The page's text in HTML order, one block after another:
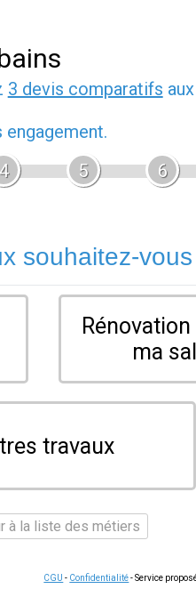
3 devis comparatifs aux
engagement.
4 5 6
souhaitez-
ma
travaux
à la liste des métiers
CGU - Confidentialité- Service